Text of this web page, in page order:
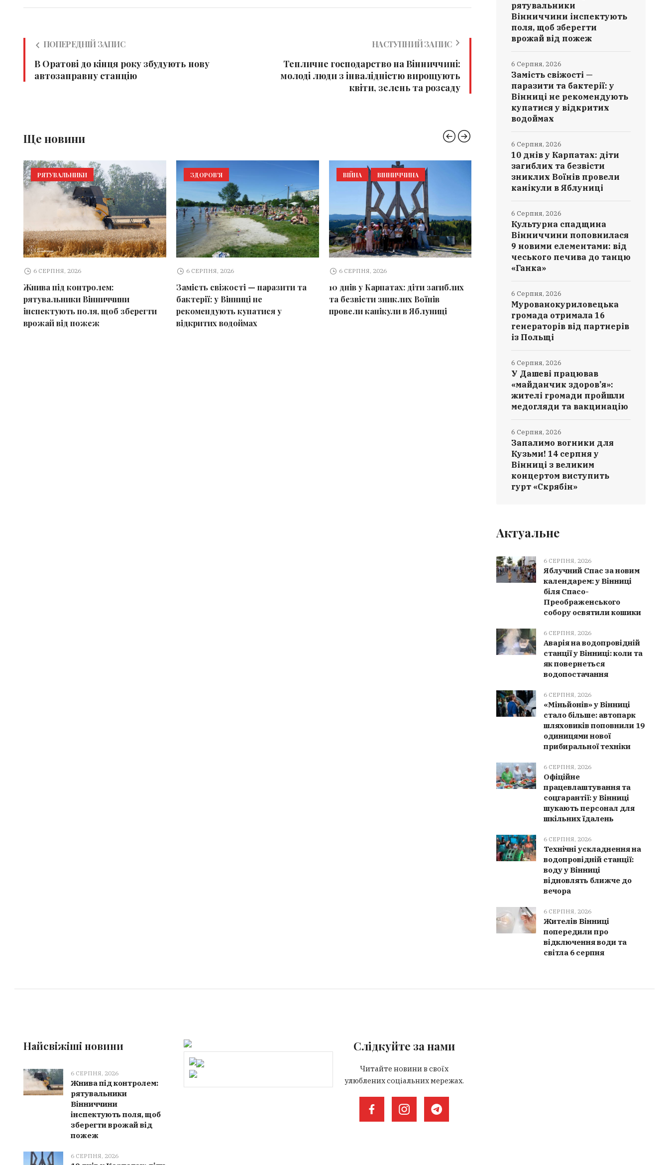
ПОПЕРЕДНІЙ ЗАПИС
В Оратові до кінця року збудують нову
автозаправну станцію
НАСТУПНИЙ ЗАПИС
Тепличне господарство на Вінниччині:
молоді люди з інвалідністю вирощують
квіти, зелень та розсаду
Ще новини
РЯТУВАЛЬНИКИ
6 СЕРПНЯ, 2026
Жнива під контролем:
рятувальники Вінниччини
інспектують поля, щоб зберегти
врожай від пожеж
ЗДОРОВ'Я
6 СЕРПНЯ, 2026
Замість свіжості — паразити та
бактерії: у Вінниці не
рекомендують купатися у
відкритих водоймах
ВІЙНА ВІННИЧЧИНА
6 СЕРПНЯ, 2026
10 днів у Карпатах: діти загиблих
та безвісти зниклих Воїнів
провели канікули в Яблуниці
КУЛЬТУРА
6 СЕРПНЯ, 2026
поповнилася 9 новими
елементами: від чеського печива
до танцю «Ганка»
рятувальники
Вінниччини інспектують
поля, щоб зберегти
врожай від пожеж
Замість свіжості —
паразити та бактерії: у
Вінниці не рекомендують
купатися у відкритих
водоймах
6 Серпня, 2026
10 днів у Карпатах: діти
загиблих та безвісти
зниклих Воїнів провели
канікули в Яблуниці
6 Серпня, 2026
Культурна спадщина
Вінниччини поповнилася
9 новими елементами: від
чеського печива до танцю
«Ганка»
6 Серпня, 2026
Мурованокуриловецька
громада отримала 16
генераторів від партнерів
із Польщі
6 Серпня, 2026
У Дашеві працював
«майданчик здоров’я»:
жителі громади пройшли
медогляди та вакцинацію
6 Серпня, 2026
Запалимо вогники для
Кузьми! 14 серпня у
Вінниці з великим
концертом виступить
гурт «Скрябін»
6 Серпня, 2026
Актуальне
6 СЕРПНЯ, 2026
Яблучний Спас за новим
календарем: у Вінниці
біля Спасо-
Преображенського
собору освятили кошики
6 СЕРПНЯ, 2026
Аварія на водопровідній
станції у Вінниці: коли та
як повернеться
водопостачання
6 СЕРПНЯ, 2026
«Міньйонів» у Вінниці
стало більше: автопарк
шляховиків поповнили 19
одиницями нової
прибиральної техніки
6 СЕРПНЯ, 2026
Офіційне
працевлаштування та
соцгарантії: у Вінниці
шукають персонал для
шкільних їдалень
6 СЕРПНЯ, 2026
Технічні ускладнення на
водопровідній станції:
воду у Вінниці
відновлять ближче до
вечора
6 СЕРПНЯ, 2026
Жителів Вінниці
попередили про
відключення води та
світла 6 серпня
Найсвіжіші новини
6 СЕРПНЯ, 2026
Жнива під контролем:
рятувальники
Вінниччини
інспектують поля, щоб
зберегти врожай від
пожеж
6 СЕРПНЯ, 2026
Слідкуйте за нами
Читайте новини в своїх
улюблених соціальних мережах.